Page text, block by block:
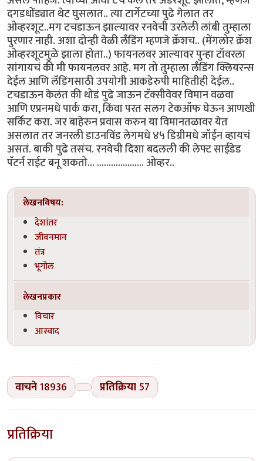
दगडधोंड्यात थेट घुसलात.. त्या टार्गेटच्या पुढे गेलात तर
ओव्हरशूट..मग टचडाऊन झाल्यावर रनवेची उरलेली लांबी तुम्हाला
पुरणार नाही. अशा दोन्ही वेळी लँडिंग म्हणजे क्रॅशच.. (मेंगलोर क्रॅश
ओव्हरशूटमुळे झाला होता..) फायनलवर आल्यावर पुन्हा टॉवरला
सांगायचं की मी फायनलवर आहे. मग तो तुम्हाला लँडिंग क्लियरन्स
देईल आणि लँडिंगसाठी उपयोगी आकडेरुपी माहितीही देईल..
टचडाऊन केलंत की थोडं पुढे जाऊन टॅक्सीवेवर विमान वळवा
आणि एप्रनमधे पार्क करा, किंवा परत सलग टेकऑफ घेऊन आणखी
सर्किट करा. जर बाहेरुन प्रवास करुन या विमानतळावर येत
असलात तर जनरली डाउनविंड लेगमधे ४५ डिग्रीमधे जॉईन व्हायचं
असतं. बाकी पुढे तसंच. रनवेची दिशा बदलली की लेफ्ट साईडेड
पॅटर्न राईट बनू शकतो... .................... ओव्हर..
लेखनविषय:
देशांतर
जीवनमान
तंत्र
भूगोल
लेखनप्रकार
विचार
आस्वाद
वाचने18936 प्रतिक्रिया57
प्रतिक्रिया